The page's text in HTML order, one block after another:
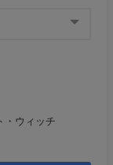
・ウィッチ